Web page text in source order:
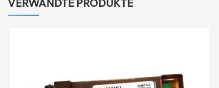
VERWANDTE PRODUKTE